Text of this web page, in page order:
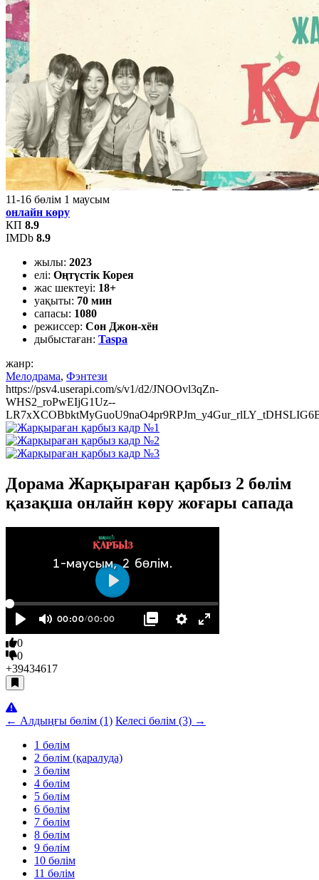
11-16 бөлім 1 маусым
онлайн көру
КП 8.9
IMDb 8.9
жылы: 2023
елі: Оңтүстік Корея
жас шектеуі: 18+
уақыты: 70 мин
сапасы: 1080
режиссер: Сон Джон-хён
дыбыстаған: Taspa
жанр:
Мелодрама, Фэнтези
https://psv4.userapi.com/s/v1/d2/JNOOvl3qZn-
WHS2_roPwEIjG1Uz--
Дорама Жарқыраған қарбыз 2 бөлім
қазақша онлайн көру жоғары сапада
0
0
+39434617
← Алдыңғы бөлім (1) Келесі бөлім (3) →
1 бөлім
2 бөлім (қаралуда)
3 бөлім
4 бөлім
5 бөлім
6 бөлім
7 бөлім
8 бөлім
9 бөлім
10 бөлім
11 бөлім